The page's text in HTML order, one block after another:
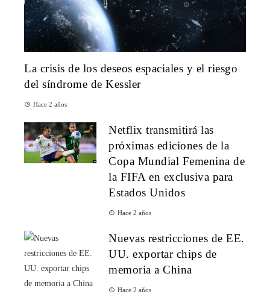
La crisis de los deseos espaciales y el riesgo
del síndrome de Kessler
Hace 2 años
Netflix transmitirá las
próximas ediciones de la
Copa Mundial Femenina de
la FIFA en exclusiva para
Estados Unidos
Hace 2 años
Nuevas restricciones de EE.
UU. exportar chips de
memoria a China
Hace 2 años